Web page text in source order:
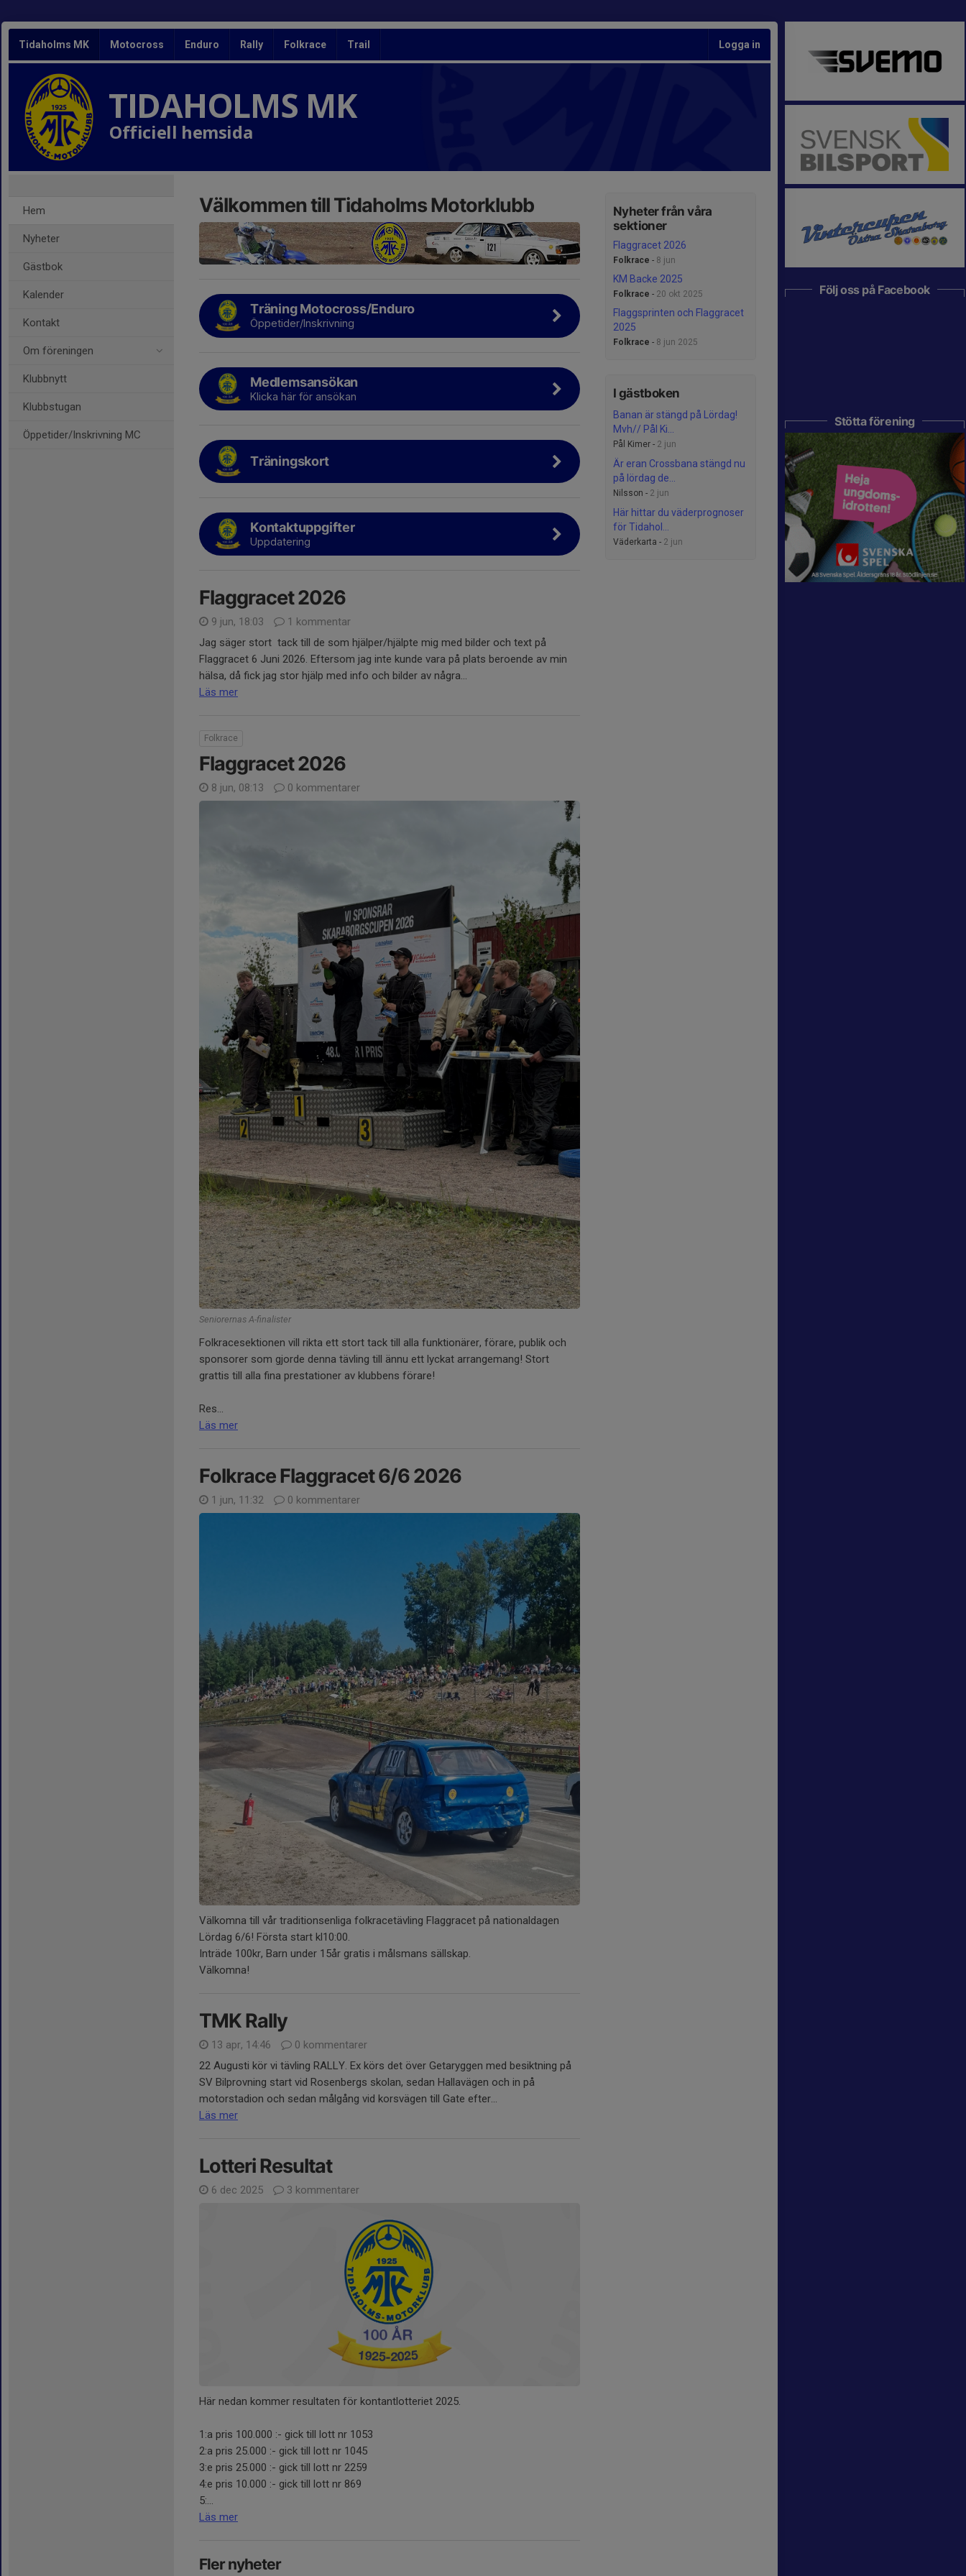
Tidaholms MK Motocross Enduro Rally Folkrace Trail Logga in
TIDAHOLMS MK
Officiell hemsida
Hem
Nyheter
Gästbok
Kalender
Kontakt
Om föreningen
Klubbnytt
Klubbstugan
Öppetider/Inskrivning MC
Nyheter från våra
sektioner
Flaggracet 2026
Folkrace - 8 jun
KM Backe 2025
Folkrace - 20 okt 2025
Flaggsprinten och Flaggracet
2025
Folkrace - 8 jun 2025
I gästboken
Banan är stängd på Lördag!
Mvh// Pål Ki...
Pål Kimer - 2 jun
Är eran Crossbana stängd nu
på lördag de...
Nilsson - 2 jun
Här hittar du väderprognoser
för Tidahol...
Väderkarta - 2 jun
Välkommen till Tidaholms Motorklubb
Träning Motocross/Enduro
Öppetider/Inskrivning
Medlemsansökan
Klicka här för ansökan
Träningskort
Kontaktuppgifter
Uppdatering
Flaggracet 2026
9 jun, 18:03
1 kommentar
Jag säger stort tack till de som hjälper/hjälpte mig med bilder och text på
Flaggracet 6 Juni 2026. Eftersom jag inte kunde vara på plats beroende av min
hälsa, då fick jag stor hjälp med info och bilder av några...
Läs mer
Folkrace
Flaggracet 2026
8 jun, 08:13 0 kommentarer
Seniorernas A-finalister
Folkracesektionen vill rikta ett stort tack till alla funktionärer, förare, publik och
sponsorer som gjorde denna tävling till ännu ett lyckat arrangemang! Stort
grattis till alla fina prestationer av klubbens förare!
Res...
Läs mer
Folkrace Flaggracet 6/6 2026
1 jun, 11:32 0 kommentarer
Välkomna till vår traditionsenliga folkracetävling Flaggracet på nationaldagen
Lördag 6/6! Första start kl10:00.
Inträde 100kr, Barn under 15år gratis i målsmans sällskap.
Välkomna!
TMK Rally
13 apr, 14:46
0 kommentarer
22 Augusti kör vi tävling RALLY. Ex körs det över Getaryggen med besiktning på
SV Bilprovning start vid Rosenbergs skolan, sedan Hallavägen och in på
motorstadion och sedan målgång vid korsvägen till Gate efter...
Läs mer
Lotteri Resultat
6 dec 2025 3 kommentarer
Här nedan kommer resultaten för kontantlotteriet 2025.
1:a pris 100.000 :- gick till lott nr 1053
2:a pris 25.000 :- gick till lott nr 1045
3:e pris 25.000 :- gick till lott nr 2259
4:e pris 10.000 :- gick till lott nr 869
5:...
Läs mer
Fler nyheter
Följ oss på Facebook
Stötta förening